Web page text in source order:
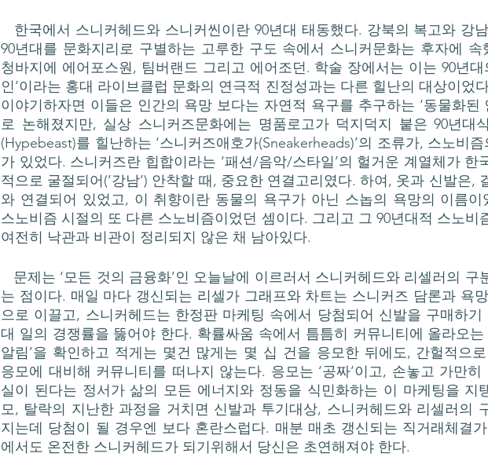
90년대를 문화지리로 구별하는 고루한 구도 속에서 스니커문화는 후자에 속
청바지에 에어포스원, 팀버랜드 그리고 에어조던. 학술 장에서는 이는 90년대
인’이라는 홍대 라이브클럽 문화의 연극적 진정성과는 다른 힐난의 대상이었
이야기하자면 이들은 인간의 욕망 보다는 자연적 욕구를 추구하는 ‘동물화된
로 논해졌지만, 실상 스니커즈문화에는 명품로고가 덕지덕지 붙은 90년대
(Hypebeast)를 힐난하는 ‘스니커즈애호가(Sneakerheads)’의 조류가, 스노비
가 있었다. 스니커즈란 힙합이라는 ‘패션/음악/스타일’의 헐거운 계열체가 한
적으로 굴절되어(‘강남’) 안착할 때, 중요한 연결고리였다. 하여, 옷과 신발은,
와 연결되어 있었고, 이 취향이란 동물의 욕구가 아닌 스놉의 욕망의 이름이
스노비즘 시절의 또 다른 스노비즘이었던 셈이다. 그리고 그 90년대적 스노비
여전히 낙관과 비관이 정리되지 않은 채 남아있다.
는 점이다. 매일 마다 갱신되는 리셀가 그래프와 차트는 스니커즈 담론과 욕
으로 이끌고, 스니커헤드는 한정판 마케팅 속에서 당첨되어 신발을 구매하기
대 일의 경쟁률을 뚫어야 한다. 확률싸움 속에서 틈틈히 커뮤니티에 올라오는
알림’을 확인하고 적게는 몇건 많게는 몇 십 건을 응모한 뒤에도, 간헐적으
응모에 대비해 커뮤니티를 떠나지 않는다. 응모는 ‘공짜’이고, 손놓고 가만
실이 된다는 정서가 삶의 모든 에너지와 정동을 식민화하는 이 마케팅을 지
모, 탈락의 지난한 과정을 거치면 신발과 투기대상, 스니커헤드와 리셀러의
지는데 당첨이 될 경우엔 보다 혼란스럽다. 매분 매초 갱신되는 직거래체결
에서도 온전한 스니커헤드가 되기위해서 당신은 초연해져야 한다.